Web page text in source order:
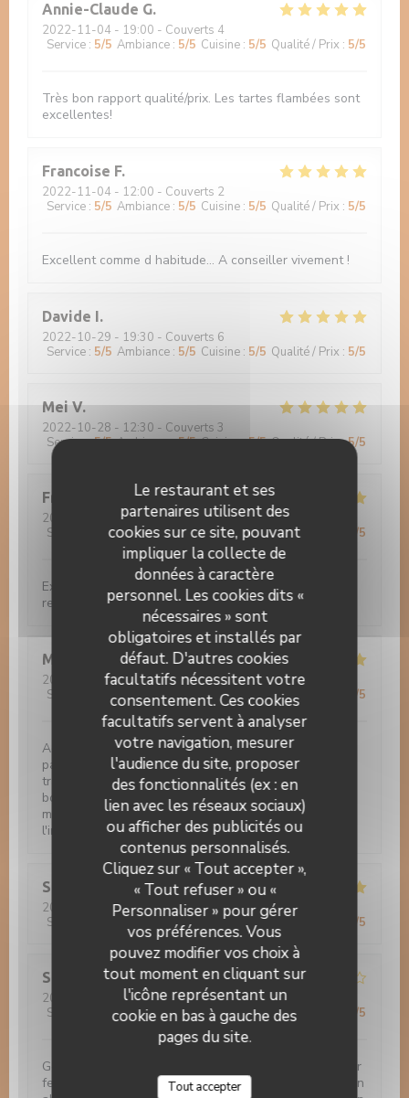
Le restaurant et ses
partenaires utilisent des
cookies sur ce site, pouvant
impliquer la collecte de
données à caractère
personnel. Les cookies dits «
nécessaires » sont
obligatoires et installés par
défaut. D'autres cookies
facultatifs nécessitent votre
consentement. Ces cookies
facultatifs servent à analyser
votre navigation, mesurer
l'audience du site, proposer
des fonctionnalités (ex : en
lien avec les réseaux sociaux)
ou afficher des publicités ou
contenus personnalisés.
Cliquez sur « Tout accepter »,
« Tout refuser » ou «
Personnaliser » pour gérer
vos préférences. Vous
pouvez modifier vos choix à
tout moment en cliquant sur
l'icône représentant un
cookie en bas à gauche des
pages du site.
Tout accepter
Annie-Claude G
2022-11-04 - 19:00 - Couverts 4
Service : 5/5 Ambiance : 5/5 Cuisine : 5/5 Qualité / Prix : 5/5
Très bon rapport qualité/prix. Les tartes flambées sont
excellentes!
Francoise F
2022-11-04 - 12:00 - Couverts 2
Service : 5/5 Ambiance : 5/5 Cuisine : 5/5 Qualité / Prix : 5/5
Excellent comme d habitude... A conseiller vivement !
Davide I
2022-10-29 - 19:30 - Couverts 6
Service : 5/5 Ambiance : 5/5 Cuisine : 5/5 Qualité / Prix : 5/5
Mei V
2022-10-28 - 12:30 - Couverts 3
Service:5/5 Ambiance:5/5 Cuisine:5/5 Qualité / Prix:5/5
Francoise
2022-10-27
- 12:00 - Couverts 2
Service
/5 Ambiance:5/5 Cuisine :5/5 Qualité / Prix /5
Excellente cuisine... Beau cadre... Très bon service... A
recommander...
Michèle
2022-10-12- 19:30 - Couverts 3
Service
/5 Ambiance:5/5 Cuisine: 5/5 Qualité / Prix /5
Acceil très professionnelle et chaleureuse par le
patron. Tout est fait maison. Excellente cuisine
traditionnelle, tartes flambées, souris d'agneau, gibier,
boeuf tout est merveilleux. Les desserts sont divin -
même si vous n'avez plus faim il ne faut pas faire
l'impasse. Je conseil fortement.
Sandra
2022-10-11 - 12:00 - Couverts 2
Service
: 5/5 Cuisine 5/5 /5
Stefanie
P
2022-10-04
- 19:00 - Couverts 4
Service
/5 Ambiance: 4/5 Cuisine:5/5 Qualité / Prix /5
Gemütliches Ambiente. Ausgezeichneter Fisch mit sehr
feiner Sauce, Gemüsebeilagen könnte etwas mehr sein
Auberge Au Cheval Blanc